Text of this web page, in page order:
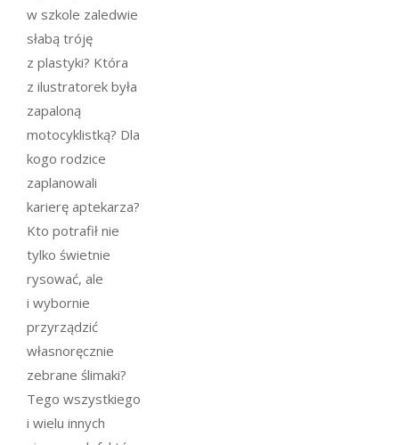
w szkole zaledwie
słabą tróję
z plastyki? Która
z ilustratorek była
zapaloną
motocyklistką? Dla
kogo rodzice
zaplanowali
karierę aptekarza?
Kto potrafił nie
tylko świetnie
rysować, ale
i wybornie
przyrządzić
własnoręcznie
zebrane ślimaki?
Tego wszystkiego
i wielu innych